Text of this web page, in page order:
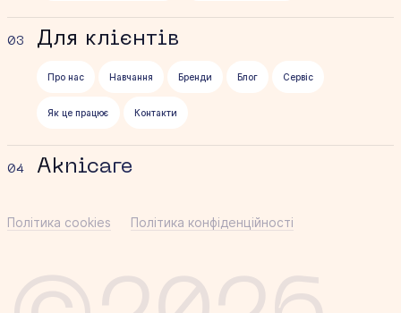
03 Для клієнтів
Про нас Навчання Бренди Блог Сервіс
Як це працює Контакти
04 Aknicare
Політика cookies Політика конфіденційності